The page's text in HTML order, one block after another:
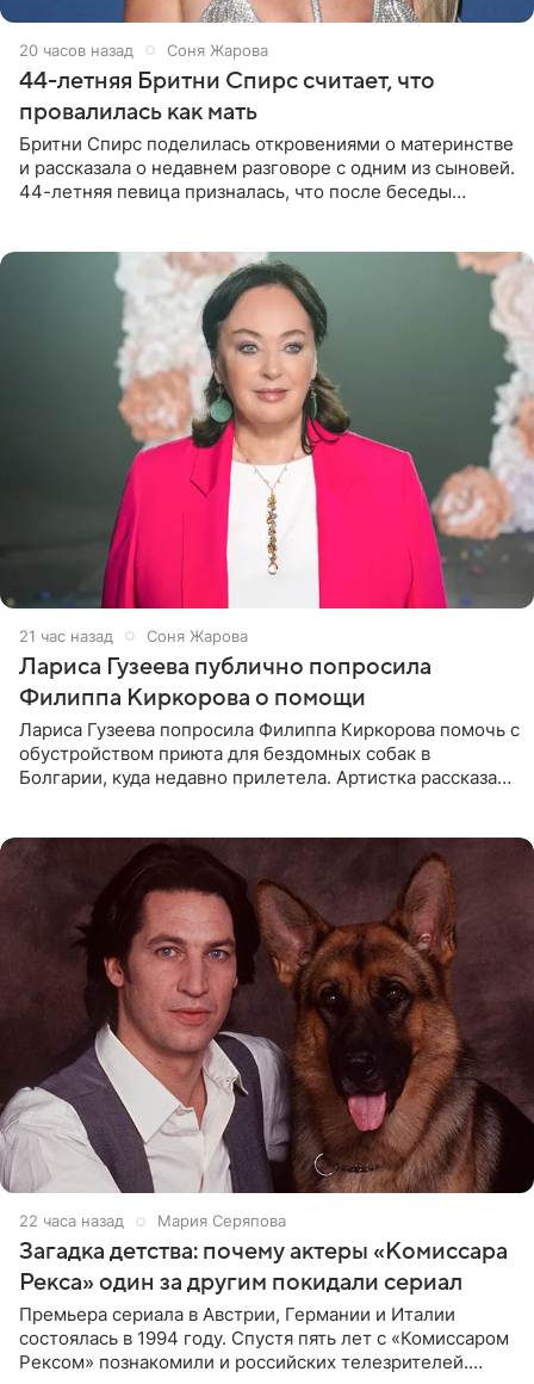
20 часов назад Соня Жарова
44-летняя Бритни Спирс считает, что
провалилась как мать
Бритни Спирс поделилась откровениями о материнстве
и рассказала о недавнем разговоре с одним из сыновей.
44-летняя певица призналась, что после беседы
21 час назад Соня Жарова
Лариса Гузеева публично попросила
Филиппа Киркорова о помощи
Лариса Гузеева попросила Филиппа Киркорова помочь с
обустройством приюта для бездомных собак в
Болгарии, куда недавно прилетела. Артистка рассказала
22 часа назад Мария Серяпова
Загадка детства: почему актеры «Комиссара
Рекса» один за другим покидали сериал
Премьера сериала в Австрии, Германии и Италии
состоялась в 1994 году. Спустя пять лет с «Комиссаром
Рексом» познакомили и российских телезрителей.